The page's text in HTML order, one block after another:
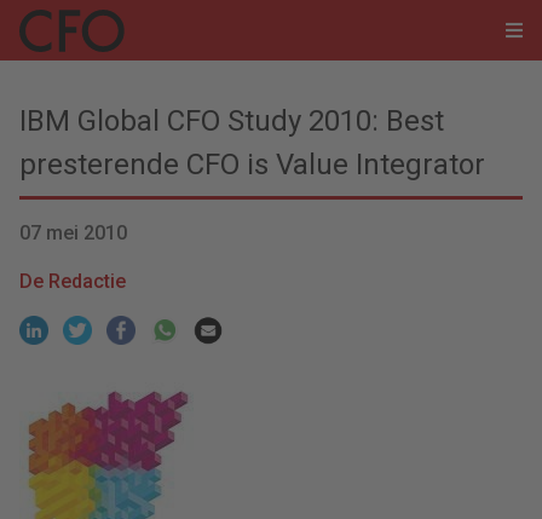
IBM Global CFO Study 2010: Best
presterende CFO is Value Integrator
07 mei 2010
De Redactie